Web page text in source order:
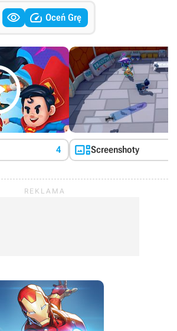
  Oceń Grę
4 Screenshoty